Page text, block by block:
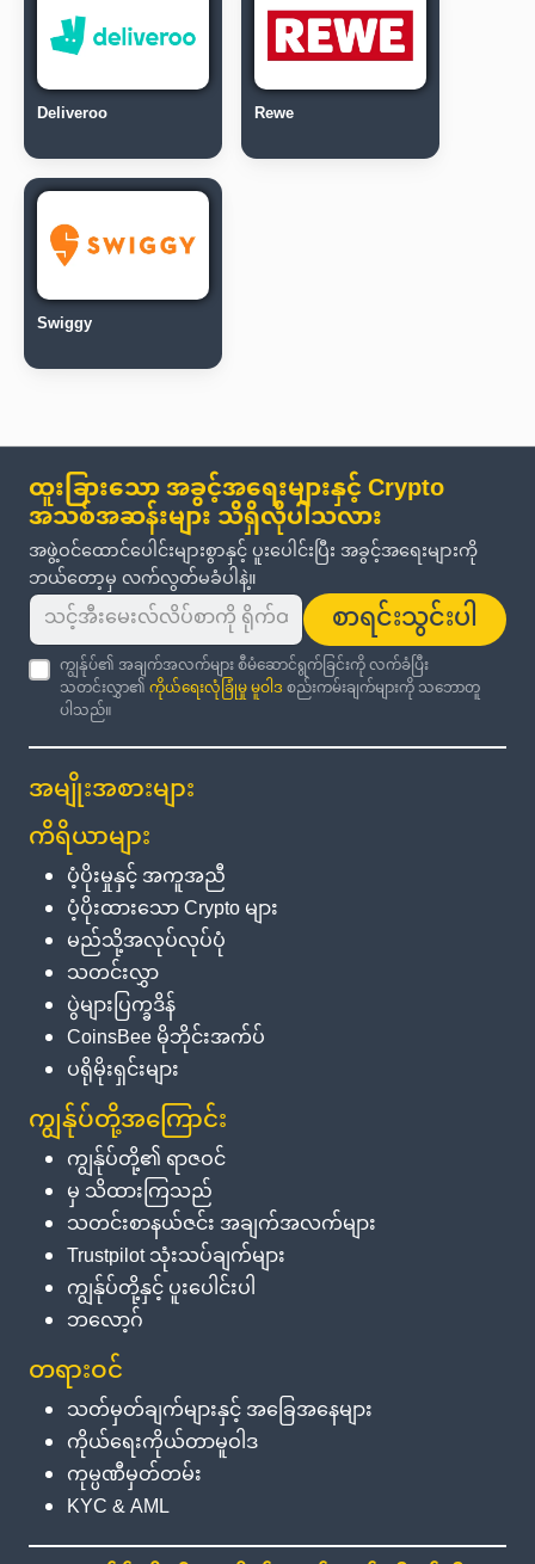
Deliveroo Rewe
Swiggy
ထူးခြားသော အခွင့်အရေးများနှင့် Crypto
အသစ်အဆန်းများ သိရှိလိုပါသလား
အဖွဲ့ဝင်ထောင်ပေါင်းများစွာနှင့် ပူးပေါင်းပြီး အခွင့်အရေးများကို
ဘယ်တော့မှ လက်လွတ်မခံပါနဲ့။
စာရင်းသွင်းပါ
ကျွန်ုပ်၏ အချက်အလက်များ စီမံဆောင်ရွက်ခြင်းကို လက်ခံပြီး
သတင်းလွှာ၏ကိုယ်ရေးလုံခြုံမှု မူဝါဒစည်းကမ်းချက်များကို သဘောတူ
ပါသည်။
အမျိုးအစားများ
ကိရိယာများ
ပံ့ပိုးမှုနှင့် အကူအညီ
ပံ့ပိုးထားသော Crypto များ
မည်သို့အလုပ်လုပ်ပုံ
သတင်းလွှာ
ပွဲများပြက္ခဒိန်
CoinsBee မိုဘိုင်းအက်ပ်
ပရိုမိုးရှင်းများ
ကျွန်ုပ်တို့အကြောင်း
ကျွန်ုပ်တို့၏ ရာဇဝင်
မှ သိထားကြသည်
သတင်းစာနယ်ဇင်း အချက်အလက်များ
Trustpilot သုံးသပ်ချက်များ
ကျွန်ုပ်တို့နှင့် ပူးပေါင်းပါ
ဘလော့ဂ်
တရားဝင်
သတ်မှတ်ချက်များနှင့် အခြေအနေများ
ကိုယ်ရေးကိုယ်တာမူဝါဒ
ကုမ္ပဏီမှတ်တမ်း
KYC & AML